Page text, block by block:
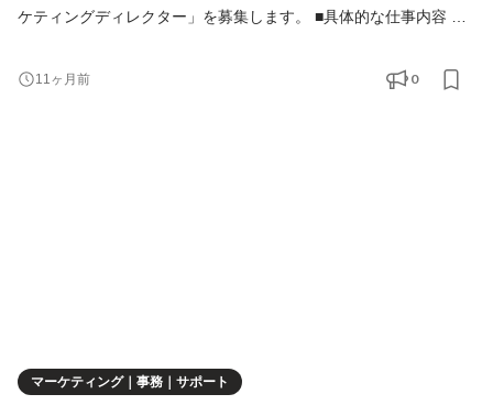
ケティングディレクター」を募集します。 ■具体的な仕事内容 半
務を遂行頂きます。 ・Webマーケティング全体の戦略及び戦術立
案 ・Web広告運用のエグゼキューション ・各チャネルにおける実
11ヶ月前 0
マーケティング｜事務｜サポート